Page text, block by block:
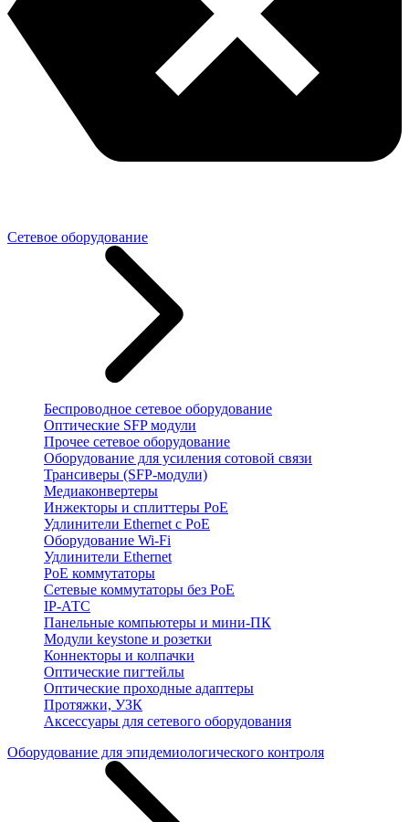
Сетевое оборудование
Беспроводное сетевое оборудование
Оптические SFP модули
Прочее сетевое оборудование
Оборудование для усиления сотовой связи
Трансиверы (SFP-модули)
Медиаконвертеры
Инжекторы и сплиттеры PoE
Удлинители Ethernet с PoE
Оборудование Wi-Fi
Удлинители Ethernet
PoE коммутаторы
Сетевые коммутаторы без PoE
IP-АТС
Панельные компьютеры и мини-ПК
Модули keystone и розетки
Коннекторы и колпачки
Оптические пигтейлы
Оптические проходные адаптеры
Протяжки, УЗК
Аксессуары для сетевого оборудования
Оборудование для эпидемиологического контроля